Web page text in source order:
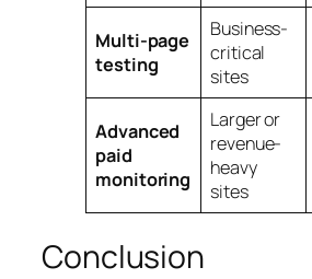
Multi-page
testing
Business-
critical
sites
Advanced
paid
monitoring
Larger or
revenue-
heavy
sites
Conclusion